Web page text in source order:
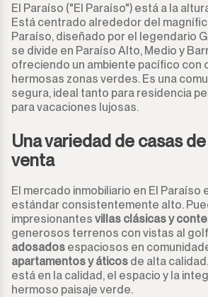
El Paraíso ("El Paraíso") está a la
Está centrado alrededor del
Paraíso, diseñado por el legendario
se divide en Paraíso Alto, Medio y
ofreciendo un ambiente pacífico con
hermosas zonas verdes. Es una
segura, ideal tanto para residencia
para vacaciones lujosas.
Una variedad de casas
venta
El mercado inmobiliario en El Paraíso
estándar consistentemente alto.
impresionantes villas clásicas y
generosos terrenos con vistas al golf
adosados espaciosos en
apartamentos y áticos de alta
está en la calidad, el espacio y la
hermoso paisaje verde.